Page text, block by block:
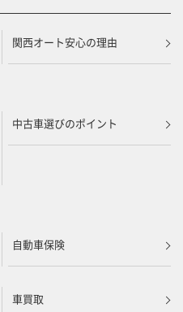
関西オート安心の理由
中古車選びのポイント
自動車保険
車買取